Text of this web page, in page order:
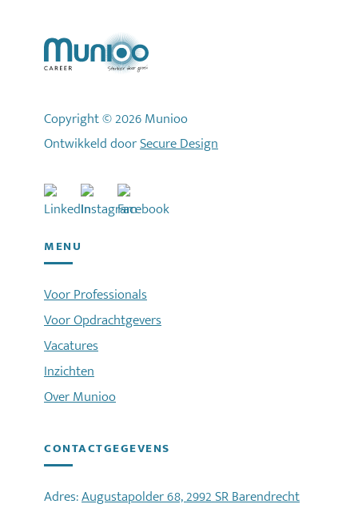
Copyright © 2026 Munioo
Ontwikkeld doorSecure Design
MENU
Voor Professionals
Voor Opdrachtgevers
Vacatures
Inzichten
Over Munioo
CONTACTGEGEVENS
Adres:Augustapolder 68, 2992 SR Barendrecht